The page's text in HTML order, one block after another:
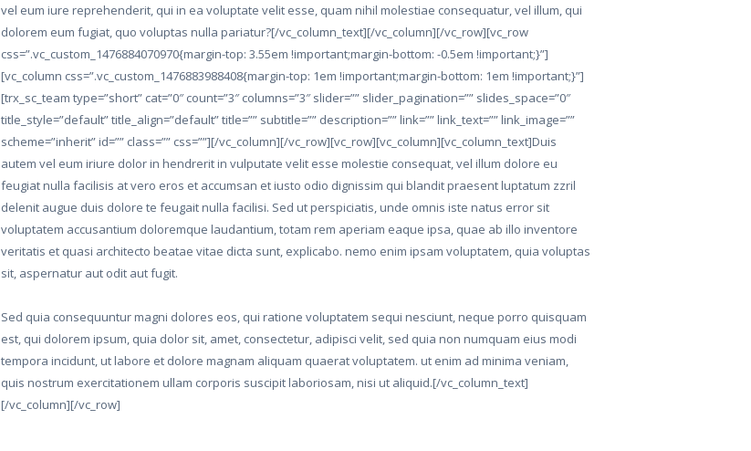
vel eum iure reprehenderit, qui in ea voluptate velit esse, quam nihil molestiae consequatur, vel illum, qui
dolorem eum fugiat, quo voluptas nulla pariatur?[/vc_column_text][/vc_column][/vc_row][vc_row
css=”.vc_custom_1476884070970{margin-top: 3.55em !important;margin-bottom: -0.5em !important;}”]
[vc_column css=”.vc_custom_1476883988408{margin-top: 1em !important;margin-bottom: 1em !important;}”]
[trx_sc_team type=”short” cat=”0″ count=”3″ columns=”3″ slider=”” slider_pagination=”” slides_space=”0″
title_style=”default” title_align=”default” title=”” subtitle=”” description=”” link=”” link_text=”” link_image=””
scheme=”inherit” id=”” class=”” css=””][/vc_column][/vc_row][vc_row][vc_column][vc_column_text]Duis
autem vel eum iriure dolor in hendrerit in vulputate velit esse molestie consequat, vel illum dolore eu
feugiat nulla facilisis at vero eros et accumsan et iusto odio dignissim qui blandit praesent luptatum zzril
delenit augue duis dolore te feugait nulla facilisi. Sed ut perspiciatis, unde omnis iste natus error sit
voluptatem accusantium doloremque laudantium, totam rem aperiam eaque ipsa, quae ab illo inventore
veritatis et quasi architecto beatae vitae dicta sunt, explicabo. nemo enim ipsam voluptatem, quia voluptas
sit, aspernatur aut odit aut fugit.
Sed quia consequuntur magni dolores eos, qui ratione voluptatem sequi nesciunt, neque porro quisquam
est, qui dolorem ipsum, quia dolor sit, amet, consectetur, adipisci velit, sed quia non numquam eius modi
tempora incidunt, ut labore et dolore magnam aliquam quaerat voluptatem. ut enim ad minima veniam,
quis nostrum exercitationem ullam corporis suscipit laboriosam, nisi ut aliquid.[/vc_column_text]
[/vc_column][/vc_row]